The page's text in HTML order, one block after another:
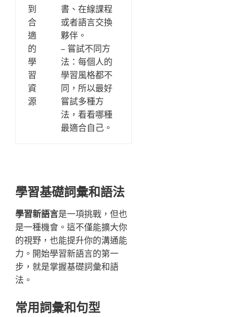
到
合
適
的
學
習
資
源
書、在線課程
或者語言交換
夥伴。
– 嘗試不同方
法：每個人的
學習風格都不
同，所以最好
嘗試多種方
法，看看哪種
最適合自己。
學習基礎詞彙和語法
學習新語言是一項挑戰，但也
是一種機會。這不僅能擴大你
的視野，也能提升你的溝通能
力。開始學習新語言的第一
步，就是掌握基礎詞彙和語
法。
常用詞彙和句型